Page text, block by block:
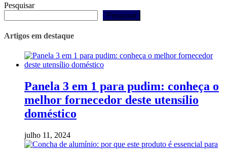
Pesquisar
Pesquisar
Artigos em destaque
Panela 3 em 1 para pudim: conheça o
melhor fornecedor deste utensílio
doméstico
julho 11, 2024